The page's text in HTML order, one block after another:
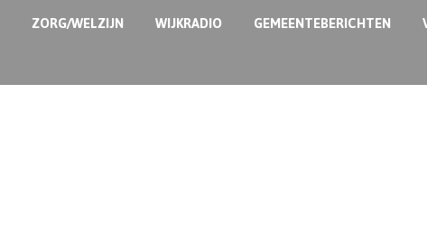
ZORG/WELZIJN WIJKRADIO GEMEENTEBERICHTEN